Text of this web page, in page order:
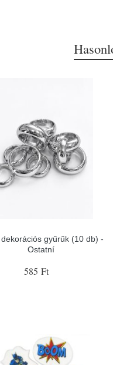
dekorációs gyűrűk (10 db) -
Ostatní
585 Ft